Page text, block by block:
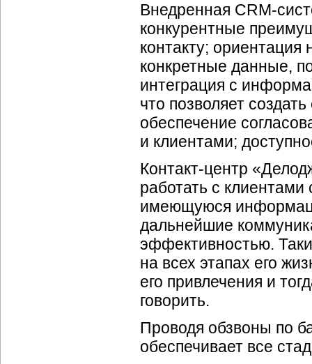
Внедренная CRM-
конкурентные
контакту;
конкретные данные,
интеграция с
что позволяет
обеспечение
и клиентами;
Контакт-центр
работать с клиентами
имеющуюся
дальнейшие
эффективностью.
на всех этапах его
его привлечения и
говорить.
Проводя обзвоны по
обеспечивает все